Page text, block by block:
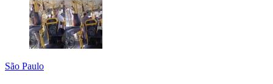
São Paulo